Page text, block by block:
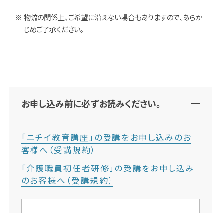
物流の関係上、ご希望に沿えない場合もありますので、あらか
じめご了承ください。
お申し込み前に必ずお読みください。
「ニチイ教育講座」の受講をお申し込みのお
客様へ（受講規約）
「介護職員初任者研修」の受講をお申し込み
のお客様へ（受講規約）